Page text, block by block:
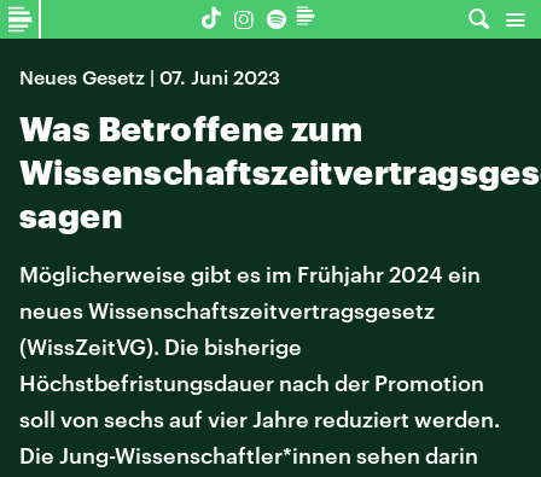
Neues Gesetz | 07. Juni 2023
Was Betroffene zum
sagen
Möglicherweise gibt es im Frühjahr 2024 ein
neues Wissenschaftszeitvertragsgesetz
(WissZeitVG). Die bisherige
Höchstbefristungsdauer nach der Promotion
soll von sechs auf vier Jahre reduziert werden.
Die Jung-Wissenschaftler*innen sehen darin